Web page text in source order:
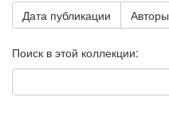
Дата публикации Авторы
Поиск в этой коллекции: